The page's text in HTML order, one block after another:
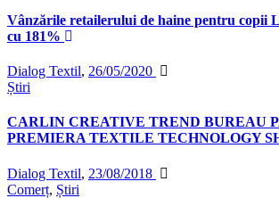
Vânzările retailerului de haine pentru copii
cu 181%
Dialog Textil, 26/05/2020
Știri
CARLIN CREATIVE TREND BUREAU
PREMIERA TEXTILE TECHNOLOGY
Dialog Textil, 23/08/2018
Comerț, Știri